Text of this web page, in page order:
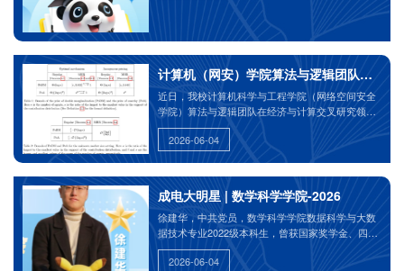
计算机（网安）学院算法与逻辑团队在EC
近日，我校计算机科学与工程学院（网络空间安全
学院）算法与逻辑团队在经济与计算交叉研究领域
取得重要突破，论文《Contracting with a
Mechanism Designer》被经济与计算领域顶级国际
会议2026 ACM Conference on Economics and
2026-06-04
成电大明星 | 数学科学学院-2026
徐建华，中共党员，数学科学学院数据科学与大数
据技术专业2022级本科生，曾获国家奖学金、四川
省优秀毕业生、成电杰出学生等荣誉奖励。推免至
北京大学数学学院。
2026-06-04